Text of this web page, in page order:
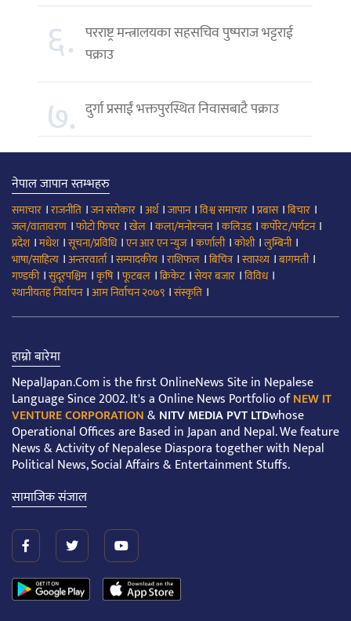
६. परराष्ट्र मन्त्रालयका सहसचिव पुष्पराज भट्टराई
पक्राउ
७. दुर्गा प्रसाईं भक्तपुरस्थित निवासबाटै पक्राउ
नेपाल जापान स्तम्भहरु
समाचार ।राजनीति ।जन सरोकार ।अर्थ।जापान।विश्व समाचार ।प्रबास।बिचार ।
जल/वातावरण ।फोटो फिचर ।खेल ।कला/मनोरन्जन।कलिउड।कर्पोरेट/पर्यटन।
प्रदेश।मधेश।सूचना/प्रविधि।एन आर एन न्युज।कर्णाली।कोशी।लुम्बिनी।
भाषा/साहित्य ।अन्तरवार्ता।सम्पादकीय ।राशिफल ।बिचित्र।स्वास्थ्य ।बागमती।
गण्डकी।सुदूरपश्चिम ।कृषि।फूटबल ।क्रिकेट।सेयर बजार ।विविध।
स्थानीयतह निर्वाचन।आम निर्वाचन २०७९ ।संस्कृति ।
हाम्रो बारेमा
NepalJapan.Com is the first OnlineNews Site in Nepalese
Language Since 2002. It's a Online News Portfolio ofNEW IT
VENTURE CORPORATION&NITV MEDIA PVT LTDwhose
Operational Offices are Based in Japan and Nepal. We feature
News & Activity of Nepalese Diaspora together with Nepal
Political News, Social Affairs & Entertainment Stuffs.
सामाजिक संजाल